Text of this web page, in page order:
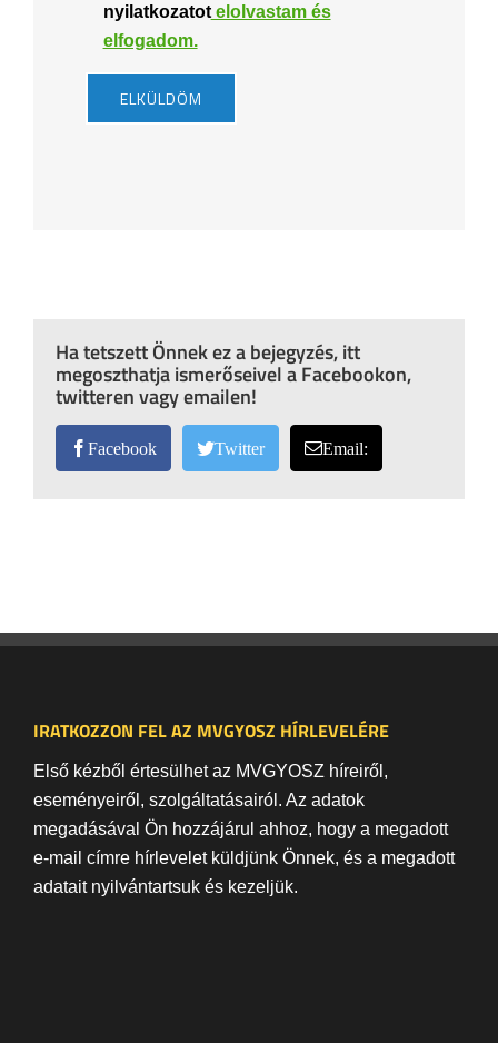
nyilatkozatotelolvastam és
elfogadom.
Ha tetszett Önnek ez a bejegyzés, itt
megoszthatja ismerőseivel a Facebookon,
twitteren vagy emailen!
Facebook Twitter Email:
IRATKOZZON FEL AZ MVGYOSZ HÍRLEVELÉRE
Első kézből értesülhet az MVGYOSZ híreiről,
eseményeiről, szolgáltatásairól. Az adatok
megadásával Ön hozzájárul ahhoz, hogy a megadott
e-mail címre hírlevelet küldjünk Önnek, és a megadott
adatait nyilvántartsuk és kezeljük.